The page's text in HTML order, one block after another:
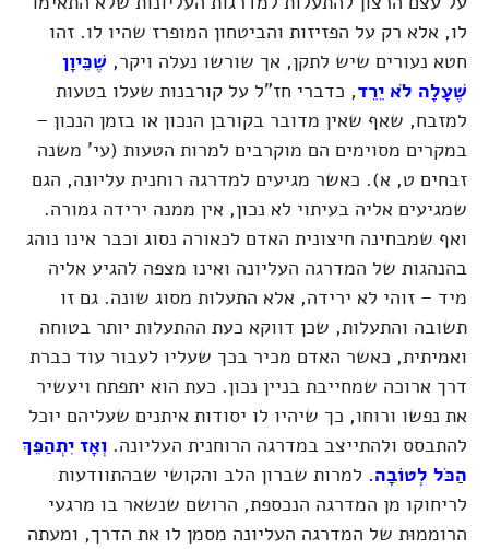
לו, אלא רק על הפזיזות והביטחון המופרז שהיו לו. זהו
חטא נעורים שיש לתקן, אך שורשו נעלה ויקר,שֶׁכֵּיוָן
שֶׁעָלָה לֹא יֵרֵד, כדברי חז"ל על קורבנות שעלו בטעות
למזבח, שאף שאין מדובר בקורבן הנכון או בזמן הנכון –
במקרים מסוימים הם מוקרבים למרות הטעות(עי' משנה
זבחים ט, א). כאשר מגיעים למדרגה רוחנית עליונה, הגם
שמגיעים אליה בעיתוי לא נכון, אין ממנה ירידה גמורה.
ואף שמבחינה חיצונית האדם לכאורה נסוג וכבר אינו נוהג
בהנהגות של המדרגה העליונה ואינו מצפה להגיע אליה
מיד – זוהי לא ירידה, אלא התעלות מסוג שונה. גם זו
תשובה והתעלות, שכן דווקא כעת ההתעלות יותר בטוחה
ואמיתית, כאשר האדם מכיר בכך שעליו לעבור עוד כברת
דרך ארוכה שמחייבת בניין נכון. כעת הוא יתפתח ויעשיר
את נפשו ורוחו, כך שיהיו לו יסודות איתנים שעליהם יוכל
להתבסס ולהתייצב במדרגה הרוחנית העליונה.וְאָז יִתְהַפֵּךְ
הַכֹּל לְטוֹבָה.למרות שברון הלב והקושי שבהתוודעות
לריחוקו מן המדרגה הנכספת, הרושם שנשאר בו מרגעי
הרוממוּת של המדרגה העליונה מסמן לו את הדרך, ומעתה